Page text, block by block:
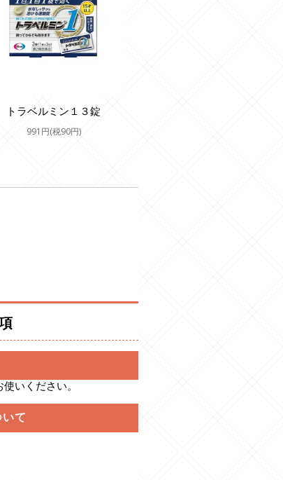
トラベルミン１３錠
991円(税90円)
いください。
て